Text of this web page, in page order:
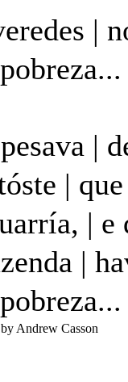
|
|
|
| e
|
Andrew Casson